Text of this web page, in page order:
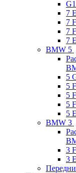
7
7
7
7
BMW 5
5
5
5
5
5
BMW 3
3
3